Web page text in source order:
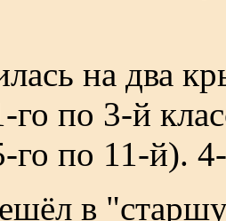
на два
го по 3-й
го по 11-й).
в